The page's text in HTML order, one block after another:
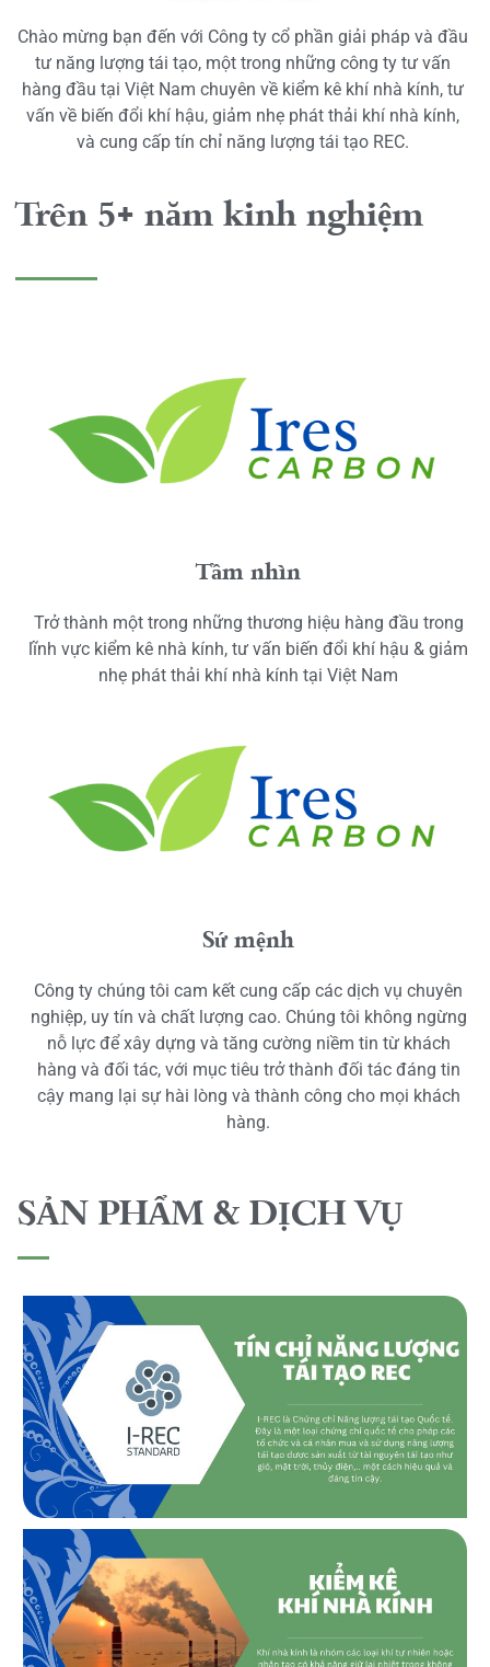
Chào mừng bạn đến với Công ty cổ phần giải pháp và đầu
tư năng lượng tái tạo, một trong những công ty tư vấn
hàng đầu tại Việt Nam chuyên về kiểm kê khí nhà kính, tư
vấn về biến đổi khí hậu, giảm nhẹ phát thải khí nhà kính,
và cung cấp tín chỉ năng lượng tái tạo REC.
Trên 5+ năm kinh nghiệm
Tầm nhìn
Trở thành một trong những thương hiệu hàng đầu trong
lĩnh vực kiểm kê nhà kính, tư vấn biến đổi khí hậu & giảm
nhẹ phát thải khí nhà kính tại Việt Nam
Sứ mệnh
Công ty chúng tôi cam kết cung cấp các dịch vụ chuyên
nghiệp, uy tín và chất lượng cao. Chúng tôi không ngừng
nỗ lực để xây dựng và tăng cường niềm tin từ khách
hàng và đối tác, với mục tiêu trở thành đối tác đáng tin
cậy mang lại sự hài lòng và thành công cho mọi khách
hàng.
SẢN PHẨM & DỊCH VỤ